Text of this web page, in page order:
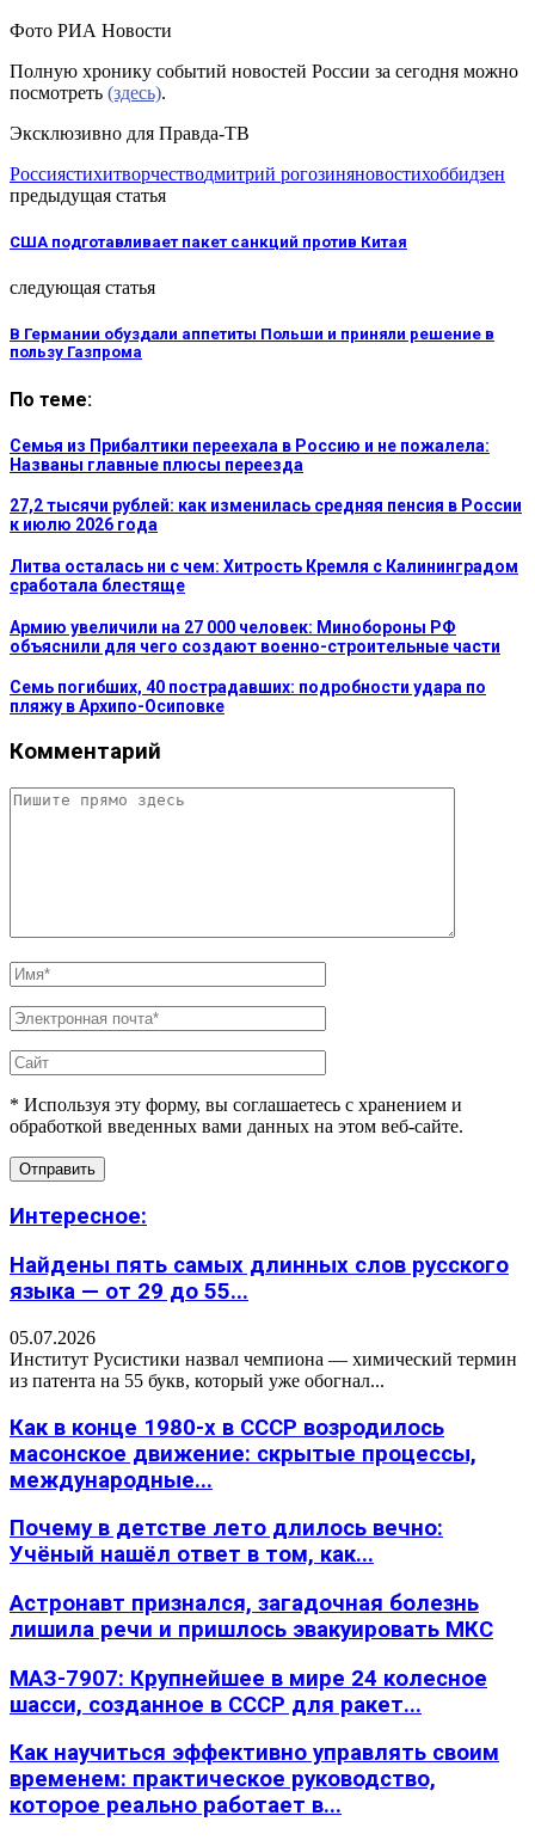
Фото РИА Новости
Полную хронику событий новостей России за сегодня можно
посмотреть (здесь).
Эксклюзивно для Правда-ТВ
Россиястихитворчестводмитрий рогозиняновостихоббидзен
предыдущая статья
США подготавливает пакет санкций против Китая
следующая статья
В Германии обуздали аппетиты Польши и приняли решение в
пользу Газпрома
По теме:
Семья из Прибалтики переехала в Россию и не пожалела:
Названы главные плюсы переезда
27,2 тысячи рублей: как изменилась средняя пенсия в России
к июлю 2026 года
Литва осталась ни с чем: Хитрость Кремля с Калининградом
сработала блестяще
Армию увеличили на 27 000 человек: Минобороны РФ
объяснили для чего создают военно-строительные части
Семь погибших, 40 пострадавших: подробности удара по
пляжу в Архипо-Осиповке
Комментарий
* Используя эту форму, вы соглашаетесь с хранением и
обработкой введенных вами данных на этом веб-сайте.
Интересное:
Найдены пять самых длинных слов русского
языка — от 29 до 55...
05.07.2026
Институт Русистики назвал чемпиона — химический термин
из патента на 55 букв, который уже обогнал...
Как в конце 1980-х в СССР возродилось
масонское движение: скрытые процессы,
международные...
Почему в детстве лето длилось вечно:
Учёный нашёл ответ в том, как...
Астронавт признался, загадочная болезнь
лишила речи и пришлось эвакуировать МКС
МАЗ-7907: Крупнейшее в мире 24 колесное
шасси, созданное в СССР для ракет...
Как научиться эффективно управлять своим
временем: практическое руководство,
которое реально работает в...